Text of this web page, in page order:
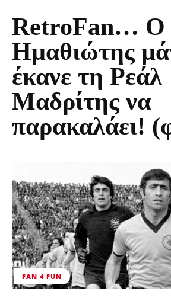
RetroFan… Ο
Ημαθιώτης
έκανε τη Ρεάλ
Μαδρίτης να
παρακαλάει!
FAN 4 FUN